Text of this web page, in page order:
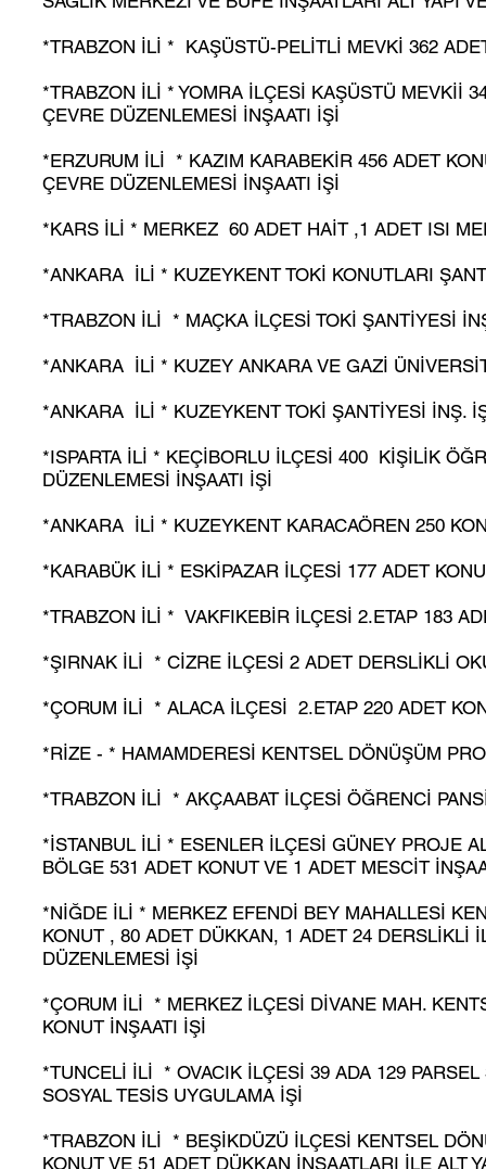
*TRABZON İLİ * KAŞÜSTÜ-PELİTLİ MEVKİ 362
*TRABZON İLİ * YOMRA İLÇESİ KAŞÜSTÜ MEVKİİ
ÇEVRE DÜZENLEMESİ İNŞAATI İŞİ
*ERZURUM İLİ * KAZIM KARABEKİR 456 ADET
ÇEVRE DÜZENLEMESİ İNŞAATI İŞİ
*KARS İLİ * MERKEZ 60 ADET HAİT ,1 ADET ISI
*ANKARA İLİ * KUZEYKENT TOKİ KONUTLARI
*TRABZON İLİ * MAÇKA İLÇESİ TOKİ ŞANTİYESİ
*ANKARA İLİ * KUZEY ANKARA VE GAZİ
*ANKARA İLİ * KUZEYKENT TOKİ ŞANTİYESİ İNŞ.
*ISPARTA İLİ * KEÇİBORLU İLÇESİ 400 KİŞİLİK
DÜZENLEMESİ İNŞAATI İŞİ
*ANKARA İLİ * KUZEYKENT KARACAÖREN 250
*KARABÜK İLİ * ESKİPAZAR İLÇESİ 177 ADET
*TRABZON İLİ * VAKFIKEBİR İLÇESİ 2.ETAP 183
*ŞIRNAK İLİ * CİZRE İLÇESİ 2 ADET DERSLİKLİ
*ÇORUM İLİ * ALACA İLÇESİ 2.ETAP 220 ADET
*RİZE - * HAMAMDERESİ KENTSEL DÖNÜŞÜM
*TRABZON İLİ * AKÇAABAT İLÇESİ ÖĞRENCİ
*İSTANBUL İLİ * ESENLER İLÇESİ GÜNEY PROJE
BÖLGE 531 ADET KONUT VE 1 ADET MESCİT
*NİĞDE İLİ * MERKEZ EFENDİ BEY MAHALLESİ
KONUT , 80 ADET DÜKKAN, 1 ADET 24 DERSLİKLİ
DÜZENLEMESİ İŞİ
*ÇORUM İLİ * MERKEZ İLÇESİ DİVANE MAH.
KONUT İNŞAATI İŞİ
*TUNCELİ İLİ * OVACIK İLÇESİ 39 ADA 129
SOSYAL TESİS UYGULAMA İŞİ
*TRABZON İLİ * BEŞİKDÜZÜ İLÇESİ KENTSEL
KONUT VE 51 ADET DÜKKAN İNŞAATLARI İLE ALT